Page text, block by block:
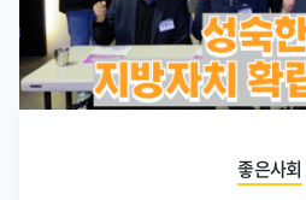
좋은사회